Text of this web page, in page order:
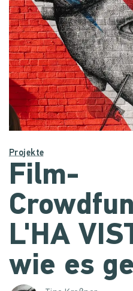
Projekte
Film-
L'HA
wie es